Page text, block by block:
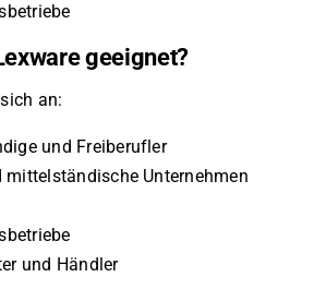
geeignet?
an:
und Freiberufler
mittelständische Unternehmen
und Händler